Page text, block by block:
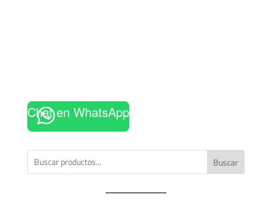
Chat en WhatsApp
Buscar